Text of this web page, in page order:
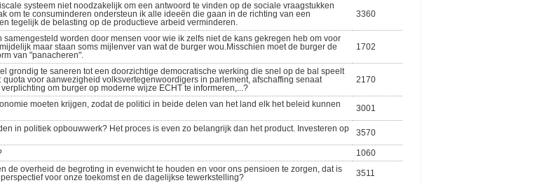
systeem niet noodzakelijk om een antwoord te vinden op de sociale vraagstukken
om te consuminderen ondersteun ik alle ideeën die gaan in de richting van een
tegelijk de belasting op de productieve arbeid verminderen.
3360
samengesteld worden door mensen voor wie ik zelfs niet de kans gekregen heb om voor
maar staan soms mijlenver van wat de burger wou.Misschien moet de burger de
van "panacheren".
1702
grondig te saneren tot een doorzichtige democratische werking die snel op de bal speelt
voor aanwezigheid volksvertegenwoordigers in parlement, afschaffing senaat
om burger op moderne wijze ECHT te informeren,...?
2170
moeten krijgen, zodat de politici in beide delen van het land elk het beleid kunnen
3001
in politiek opbouwwerk? Het proces is even zo belangrijk dan het product. Investeren op
3570
1060
de overheid de begroting in evenwicht te houden en voor ons pensioen te zorgen, dat is
voor onze toekomst en de dagelijkse tewerkstelling?
3511